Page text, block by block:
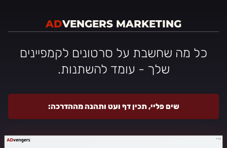
ADVENGERS MARKETING
כל מה שחשבת על סרטונים לקמפיינים
שלך - עומד להשתנות.
שים פליי, תכין דף ועט ותהנה מההדרכה: